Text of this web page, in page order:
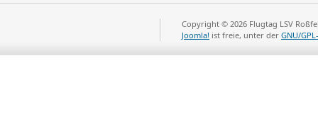
Copyright © 2026 Flugtag LSV
Joomla! ist freie, unter der GNU/